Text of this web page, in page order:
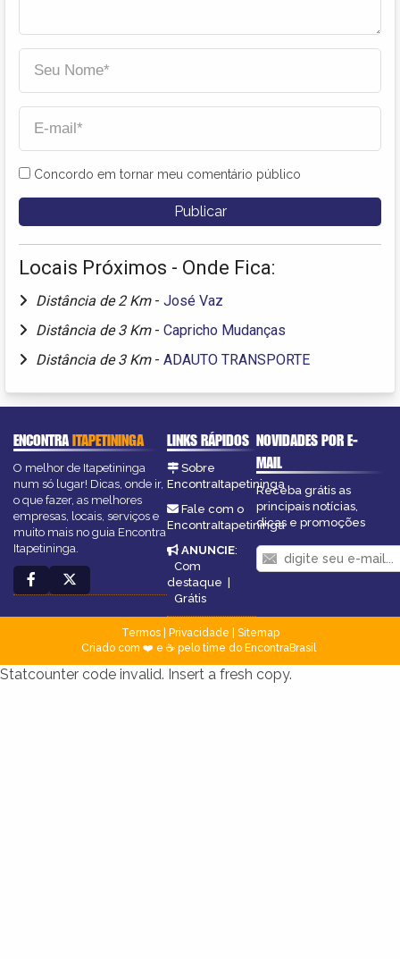
Concordo em tornar meu comentário público
Locais Próximos - Onde Fica:
Distância de 2 Km - José Vaz
Distância de 3 Km - Capricho Mudanças
Distância de 3 Km - ADAUTO TRANSPORTE
ENCONTRAITAPETININGA
O melhor de Itapetininga
num só lugar! Dicas, onde ir,
o que fazer, as melhores
empresas, locais, serviços e
muito mais no guia Encontra
Itapetininga.
LINKS RÁPIDOS
Sobre
EncontraItapetininga
Fale com o
EncontraItapetininga
ANUNCIE:
Com
destaque |
Grátis
NOVIDADES POR E-
MAIL
Receba grátis as
principais notícias,
dicas e promoções
Termos| Privacidade
Sitemap
Criado com ❤️ e ☕ pelo time do EncontraBrasil
Statcounter code invalid. Insert a fresh copy.